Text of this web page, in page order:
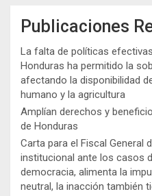
Publicaciones
La falta de políticas
Honduras ha permitido la
afectando la disponibilidad
humano y la agricultura
Amplían derechos y
de Honduras
Carta para el Fiscal General
institucional ante los casos
democracia, alimenta la
neutral, la inacción también